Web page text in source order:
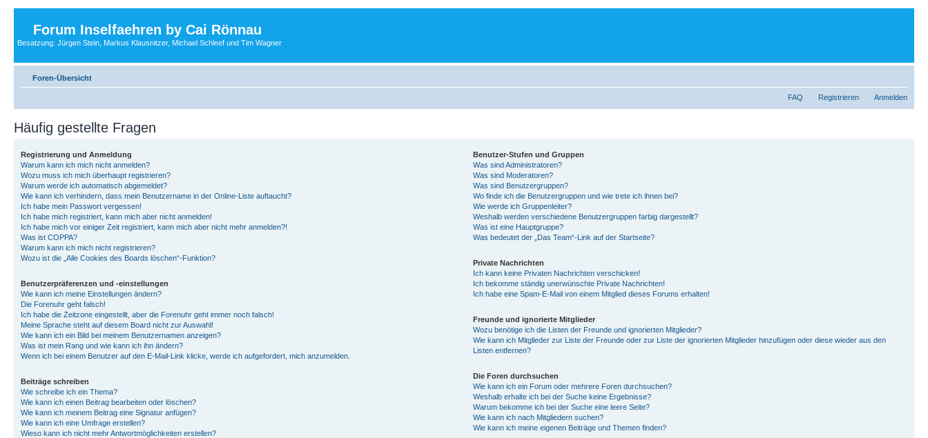
Forum Inselfaehren by Cai Rönnau
Besatzung: Jürgen Stein, Markus Klausnitzer, Michael Schleef und Tim Wagner
Foren-Übersicht
FAQ Registrieren Anmelden
Häufig gestellte Fragen
Registrierung und Anmeldung
Warum kann ich mich nicht anmelden?
Wozu muss ich mich überhaupt registrieren?
Warum werde ich automatisch abgemeldet?
Wie kann ich verhindern, dass mein Benutzername in der Online-Liste auftaucht?
Ich habe mein Passwort vergessen!
Ich habe mich registriert, kann mich aber nicht anmelden!
Ich habe mich vor einiger Zeit registriert, kann mich aber nicht mehr anmelden?!
Was ist COPPA?
Warum kann ich mich nicht registrieren?
Wozu ist die „Alle Cookies des Boards löschen“-Funktion?
Benutzerpräferenzen und -einstellungen
Wie kann ich meine Einstellungen ändern?
Die Forenuhr geht falsch!
Ich habe die Zeitzone eingestellt, aber die Forenuhr geht immer noch falsch!
Meine Sprache steht auf diesem Board nicht zur Auswahl!
Wie kann ich ein Bild bei meinem Benutzernamen anzeigen?
Was ist mein Rang und wie kann ich ihn ändern?
Wenn ich bei einem Benutzer auf den E-Mail-Link klicke, werde ich aufgefordert, mich anzumelden.
Beiträge schreiben
Wie schreibe ich ein Thema?
Wie kann ich einen Beitrag bearbeiten oder löschen?
Wie kann ich meinem Beitrag eine Signatur anfügen?
Wie kann ich eine Umfrage erstellen?
Wieso kann ich nicht mehr Antwortmöglichkeiten erstellen?
Benutzer-Stufen und Gruppen
Was sind Administratoren?
Was sind Moderatoren?
Was sind Benutzergruppen?
Wo finde ich die Benutzergruppen und wie trete ich ihnen bei?
Wie werde ich Gruppenleiter?
Weshalb werden verschiedene Benutzergruppen farbig dargestellt?
Was ist eine Hauptgruppe?
Was bedeutet der „Das Team“-Link auf der Startseite?
Private Nachrichten
Ich kann keine Privaten Nachrichten verschicken!
Ich bekomme ständig unerwünschte Private Nachrichten!
Ich habe eine Spam-E-Mail von einem Mitglied dieses Forums erhalten!
Freunde und ignorierte Mitglieder
Wozu benötige ich die Listen der Freunde und ignorierten Mitglieder?
Wie kann ich Mitglieder zur Liste der Freunde oder zur Liste der ignorierten Mitglieder hinzufügen oder diese wieder aus den
Listen entfernen?
Die Foren durchsuchen
Wie kann ich ein Forum oder mehrere Foren durchsuchen?
Weshalb erhalte ich bei der Suche keine Ergebnisse?
Warum bekomme ich bei der Suche eine leere Seite?
Wie kann ich nach Mitgliedern suchen?
Wie kann ich meine eigenen Beiträge und Themen finden?